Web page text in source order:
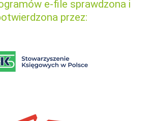
e-file sprawdzona i
przez: